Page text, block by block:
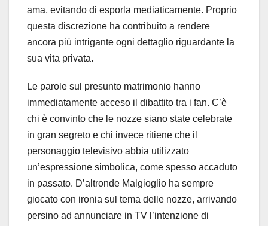
ama, evitando di esporla mediaticamente. Proprio
questa discrezione ha contribuito a rendere
ancora più intrigante ogni dettaglio riguardante la
sua vita privata.
Le parole sul presunto matrimonio hanno
immediatamente acceso il dibattito tra i fan. C’è
chi è convinto che le nozze siano state celebrate
in gran segreto e chi invece ritiene che il
personaggio televisivo abbia utilizzato
un’espressione simbolica, come spesso accaduto
in passato. D’altronde Malgioglio ha sempre
giocato con ironia sul tema delle nozze, arrivando
persino ad annunciare in TV l’intenzione di